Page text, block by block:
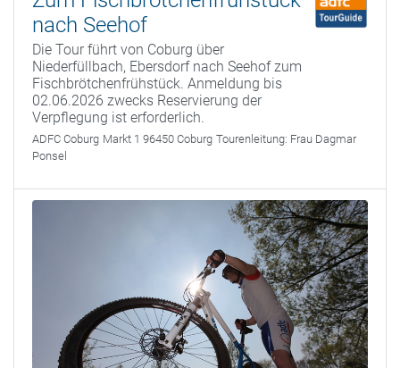
nach Seehof
Die Tour führt von Coburg über
Niederfüllbach, Ebersdorf nach Seehof zum
Fischbrötchenfrühstück. Anmeldung bis
02.06.2026 zwecks Reservierung der
Verpflegung ist erforderlich.
ADFC Coburg Markt 1 96450 Coburg Tourenleitung: Frau Dagmar
Ponsel